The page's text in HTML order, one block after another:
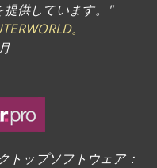
供しています。"
。
トップソフトウェア：